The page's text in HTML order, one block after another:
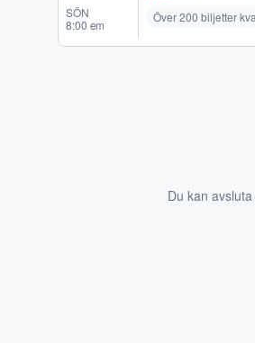
SÖN
8:00 em
Över 200 biljetter
Du kan